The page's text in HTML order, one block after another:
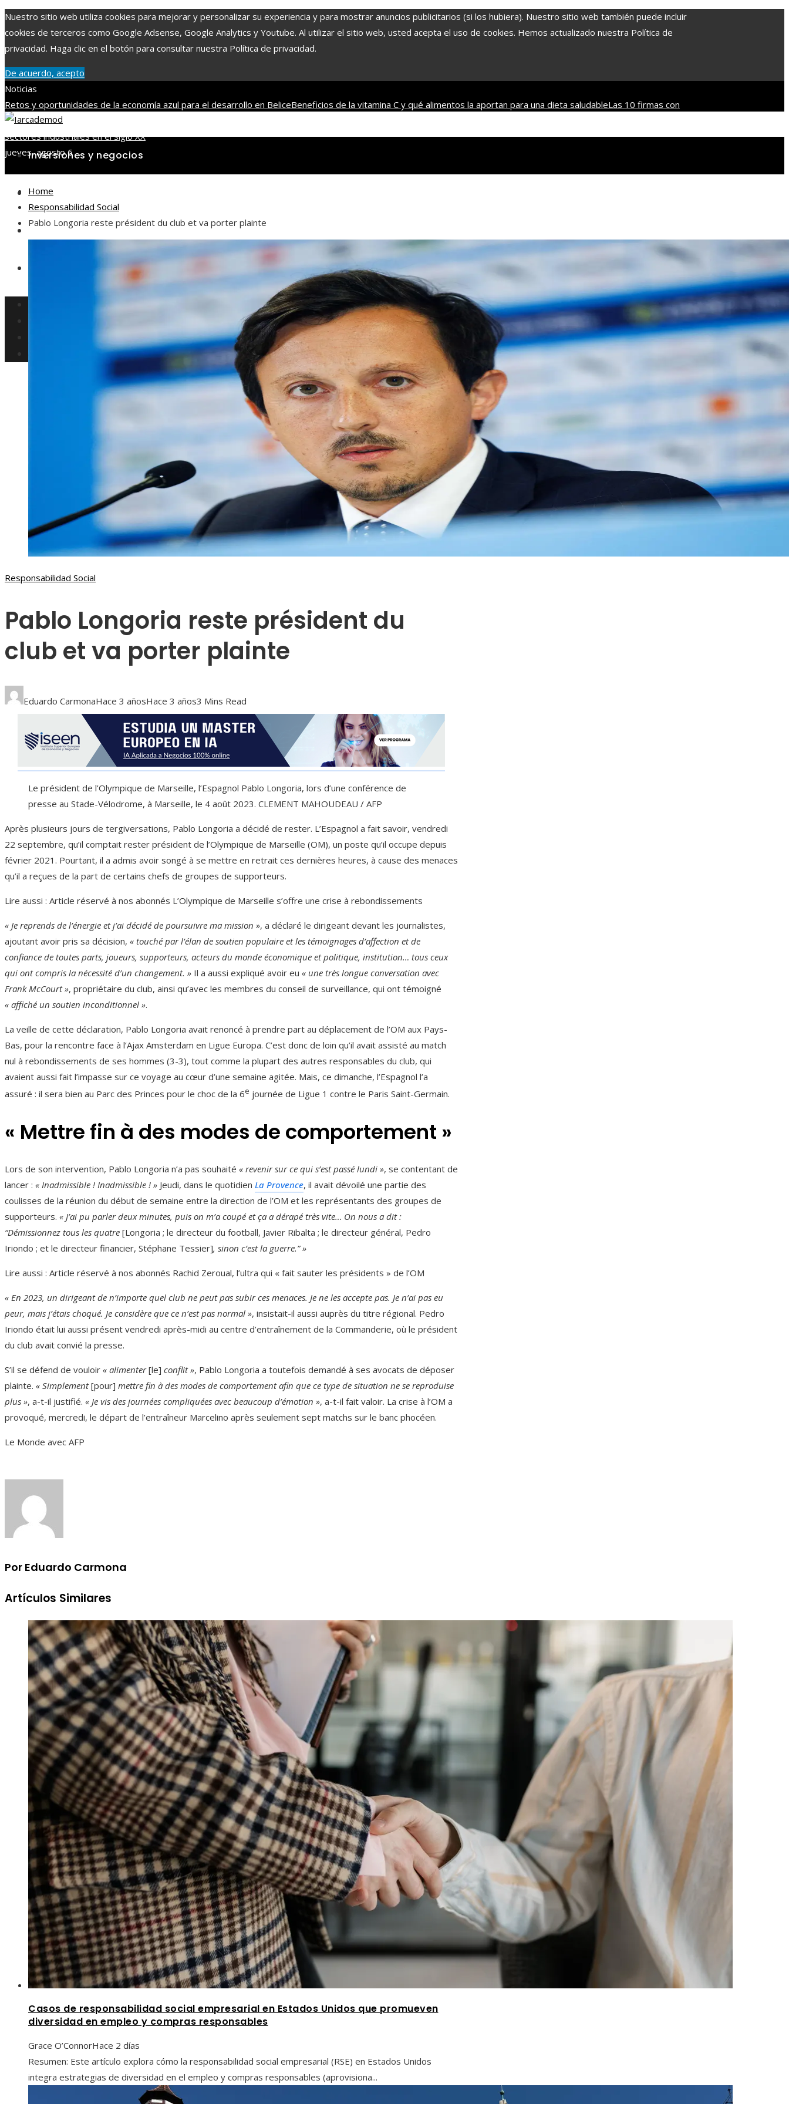
Nuestro sitio web utiliza cookies para mejorar y personalizar su experiencia y para mostrar anuncios publicitarios (si los hubiera). Nuestro sitio web también puede incluir
cookies de terceros como Google Adsense, Google Analytics y Youtube. Al utilizar el sitio web, usted acepta el uso de cookies. Hemos actualizado nuestra Política de
privacidad. Haga clic en el botón para consultar nuestra Política de privacidad.
De acuerdo, acepto
Noticias
Retos y oportunidades de la economía azul para el desarrollo en BeliceBeneficios de la vitamina C y qué alimentos la aportan para una dieta saludableLas 10 firmas con
mayor capitalización bursátil en la historia del mercado
sectores industriales en el siglo XX
jueves, agosto 6
Inversiones y negocios
Ciencia y tecnología
Cultura y ocio
Responsabilidad Social
Inversiones y negocios
Responsabilidad Social
Home
Responsabilidad Social
Pablo Longoria reste président du club et va porter plainte
Responsabilidad Social
Pablo Longoria reste président du
club et va porter plainte
Eduardo CarmonaHace 3 añosHace 3 años3 Mins Read
Le président de l’Olympique de Marseille, l’Espagnol Pablo Longoria, lors d’une conférence de
presse au Stade-Vélodrome, à Marseille, le 4 août 2023. CLEMENT MAHOUDEAU / AFP
Après plusieurs jours de tergiversations, Pablo Longoria a décidé de rester. L’Espagnol a fait savoir, vendredi
22 septembre, qu’il comptait rester président de l’Olympique de Marseille (OM), un poste qu’il occupe depuis
février 2021. Pourtant, il a admis avoir songé à se mettre en retrait ces dernières heures, à cause des menaces
qu’il a reçues de la part de certains chefs de groupes de supporteurs.
Lire aussi : Article réservé à nos abonnés L’Olympique de Marseille s’offre une crise à rebondissements
« Je reprends de l’énergie et j’ai décidé de poursuivre ma mission », a déclaré le dirigeant devant les journalistes,
ajoutant avoir pris sa décision, « touché par l’élan de soutien populaire et les témoignages d’affection et de
confiance de toutes parts, joueurs, supporteurs, acteurs du monde économique et politique, institution… tous ceux
qui ont compris la nécessité d’un changement. » Il a aussi expliqué avoir eu « une très longue conversation avec
Frank McCourt », propriétaire du club, ainsi qu’avec les membres du conseil de surveillance, qui ont témoigné
« affiché un soutien inconditionnel ».
La veille de cette déclaration, Pablo Longoria avait renoncé à prendre part au déplacement de l’OM aux Pays-
Bas, pour la rencontre face à l’Ajax Amsterdam en Ligue Europa. C’est donc de loin qu’il avait assisté au match
nul à rebondissements de ses hommes (3-3), tout comme la plupart des autres responsables du club, qui
avaient aussi fait l’impasse sur ce voyage au cœur d’une semaine agitée. Mais, ce dimanche, l’Espagnol l’a
assuré : il sera bien au Parc des Princes pour le choc de la 6e journée de Ligue 1 contre le Paris Saint-Germain.
« Mettre fin à des modes de comportement »
Lors de son intervention, Pablo Longoria n’a pas souhaité « revenir sur ce qui s’est passé lundi », se contentant de
lancer : « Inadmissible ! Inadmissible ! » Jeudi, dans le quotidien La Provence, il avait dévoilé une partie des
coulisses de la réunion du début de semaine entre la direction de l’OM et les représentants des groupes de
supporteurs. « J’ai pu parler deux minutes, puis on m’a coupé et ça a dérapé très vite… On nous a dit :
“Démissionnez tous les quatre [Longoria ; le directeur du football, Javier Ribalta ; le directeur général, Pedro
Iriondo ; et le directeur financier, Stéphane Tessier], sinon c’est la guerre.” »
Lire aussi : Article réservé à nos abonnés Rachid Zeroual, l’ultra qui « fait sauter les présidents » de l’OM
« En 2023, un dirigeant de n’importe quel club ne peut pas subir ces menaces. Je ne les accepte pas. Je n’ai pas eu
peur, mais j’étais choqué. Je considère que ce n’est pas normal », insistait-il aussi auprès du titre régional. Pedro
Iriondo était lui aussi présent vendredi après-midi au centre d’entraînement de la Commanderie, où le président
du club avait convié la presse.
S’il se défend de vouloir « alimenter[le] conflit », Pablo Longoria a toutefois demandé à ses avocats de déposer
plainte. « Simplement[pour] mettre fin à des modes de comportement afin que ce type de situation ne se reproduise
plus », a-t-il justifié. « Je vis des journées compliquées avec beaucoup d’émotion », a-t-il fait valoir. La crise à l’OM a
provoqué, mercredi, le départ de l’entraîneur Marcelino après seulement sept matchs sur le banc phocéen.
Le Monde avec AFP
Por Eduardo Carmona
Artículos Similares
Casos de responsabilidad social empresarial en Estados Unidos que promueven
diversidad en empleo y compras responsables
Grace O’ConnorHace 2 días
Resumen: Este artículo explora cómo la responsabilidad social empresarial (RSE) en Estados Unidos
integra estrategias de diversidad en el empleo y compras responsables (aprovisiona...